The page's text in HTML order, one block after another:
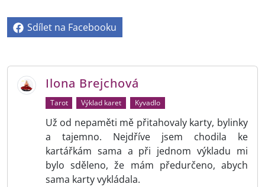
Sdílet na Facebooku
Ilona Brejchová
Tarot Výklad karet Kyvadlo
Už od nepaměti mě přitahovaly karty, bylinky
a tajemno. Nejdříve jsem chodila ke
kartářkám sama a při jednom výkladu mi
bylo sděleno, že mám předurčeno, abych
sama karty vykládala.